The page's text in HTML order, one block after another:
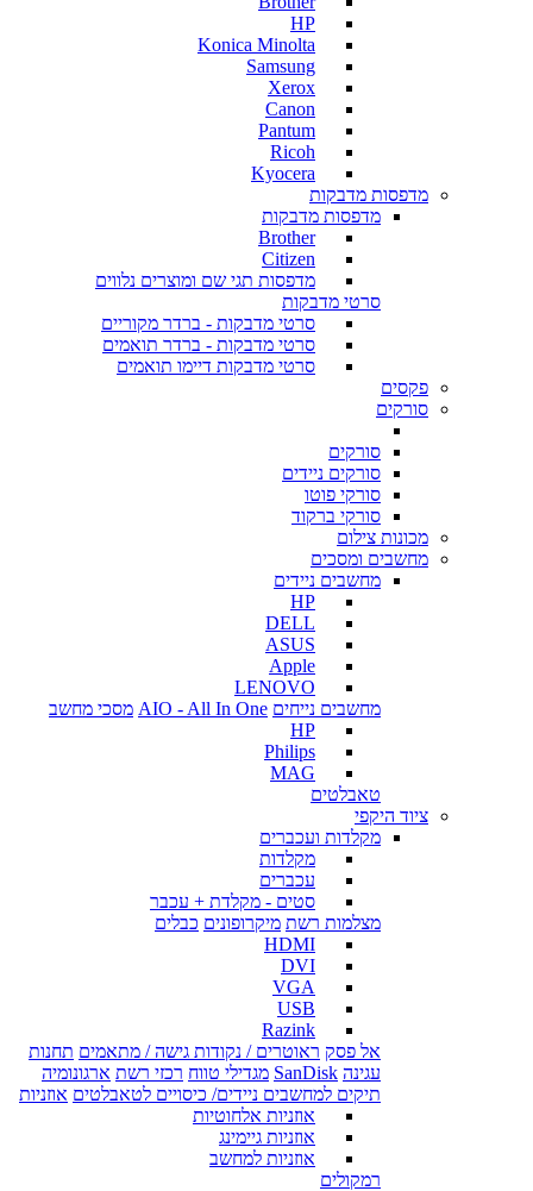
HP
Konica Minolta
Samsung
Xerox
Canon
Pantum
Ricoh
Kyocera
מדפסות מדבקות
מדפסות מדבקות
Brother
Citizen
מדפסות תגי שם ומוצרים נלווים
סרטי מדבקות
סרטי מדבקות - ברדר מקוריים
סרטי מדבקות - ברדר תואמים
סרטי מדבקות דיימו תואמים
פקסים
סורקים
סורקים
סורקים ניידים
סורקי פוטו
סורקי ברקוד
מכונות צילום
מחשבים ומסכים
מחשבים ניידים
HP
DELL
ASUS
Apple
LENOVO
מחשבים נייחים AIO - All In One מסכי מחשב
HP
Philips
MAG
טאבלטים
ציוד היקפי
מקלדות ועכברים
מקלדות
עכברים
סטים - מקלדת + עכבר
מצלמות רשת מיקרופונים כבלים
HDMI
DVI
VGA
USB
Razink
אל פסק ראוטרים / נקודות גישה / מתאמים תחנות
עגינה SanDisk מגדילי טווח רכזי רשת ארגונומיה
תיקים למחשבים ניידים/ כיסויים לטאבלטים אוזניות
אוזניות אלחוטיות
אוזניות גיימינג
אוזניות למחשב
רמקולים